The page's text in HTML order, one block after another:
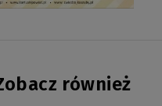
również